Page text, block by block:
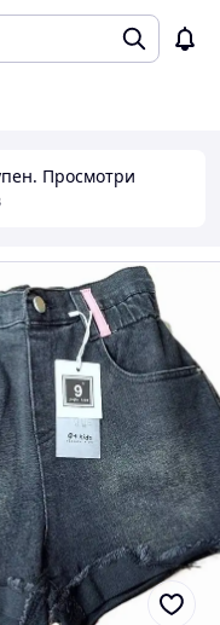
Просмотри